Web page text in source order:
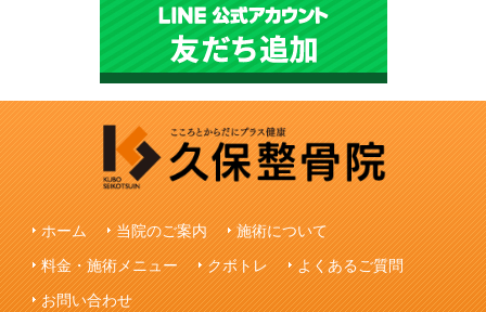
ホーム 当院のご案内 施術について
料金・施術メニュー クボトレ よくあるご質問
お問い合わせ